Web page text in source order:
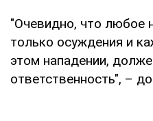
"Очевидно, что любое
только осуждения и
этом нападении,
ответственность", –